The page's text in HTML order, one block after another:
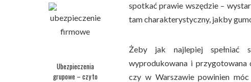
Ubezpieczenia
grupowe – czy to
spotkać prawie wszędzie –
tam charakterystyczny, jakby
Żeby jak najlepiej spełniać
wyprodukowana i przygotowana
czy w Warszawie powinien